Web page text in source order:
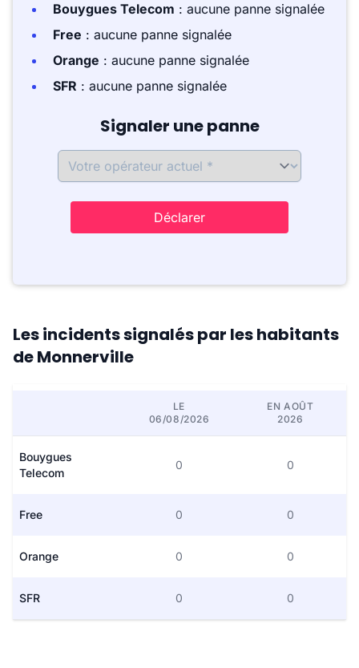
Bouygues Telecom : aucune panne signalée
Free : aucune panne signalée
Orange : aucune panne signalée
SFR : aucune panne signalée
Signaler une panne
Déclarer
Les incidents signalés par les habitants
de Monnerville
LE
06/08/2026
EN AOÛT
2026
Bouygues
Telecom
0 0
Free 0 0
Orange 0 0
SFR 0 0